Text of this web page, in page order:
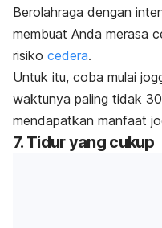
Berolahraga dengan
membuat Anda merasa
risiko cedera.
Untuk itu, coba mulai
waktunya paling tidak
mendapatkan manfaat
7. Tidur yang cukup